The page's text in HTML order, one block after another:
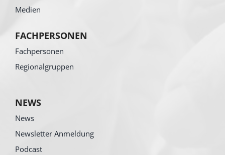
Medien
FACHPERSONEN
Fachpersonen
Regionalgruppen
NEWS
News
Newsletter Anmeldung
Podcast